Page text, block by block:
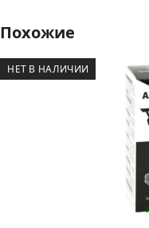
Похожие
НЕТ В НАЛИЧИИ